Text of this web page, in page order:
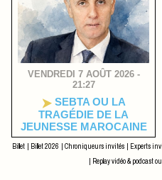
VENDREDI 7 AOÛT 2026 -
21:27
SEBTA OU LA
TRAGÉDIE DE LA
JEUNESSE MAROCAINE
Billet Billet 2026 Chroniqueurs invités Experts
Replay vidéo & podcast